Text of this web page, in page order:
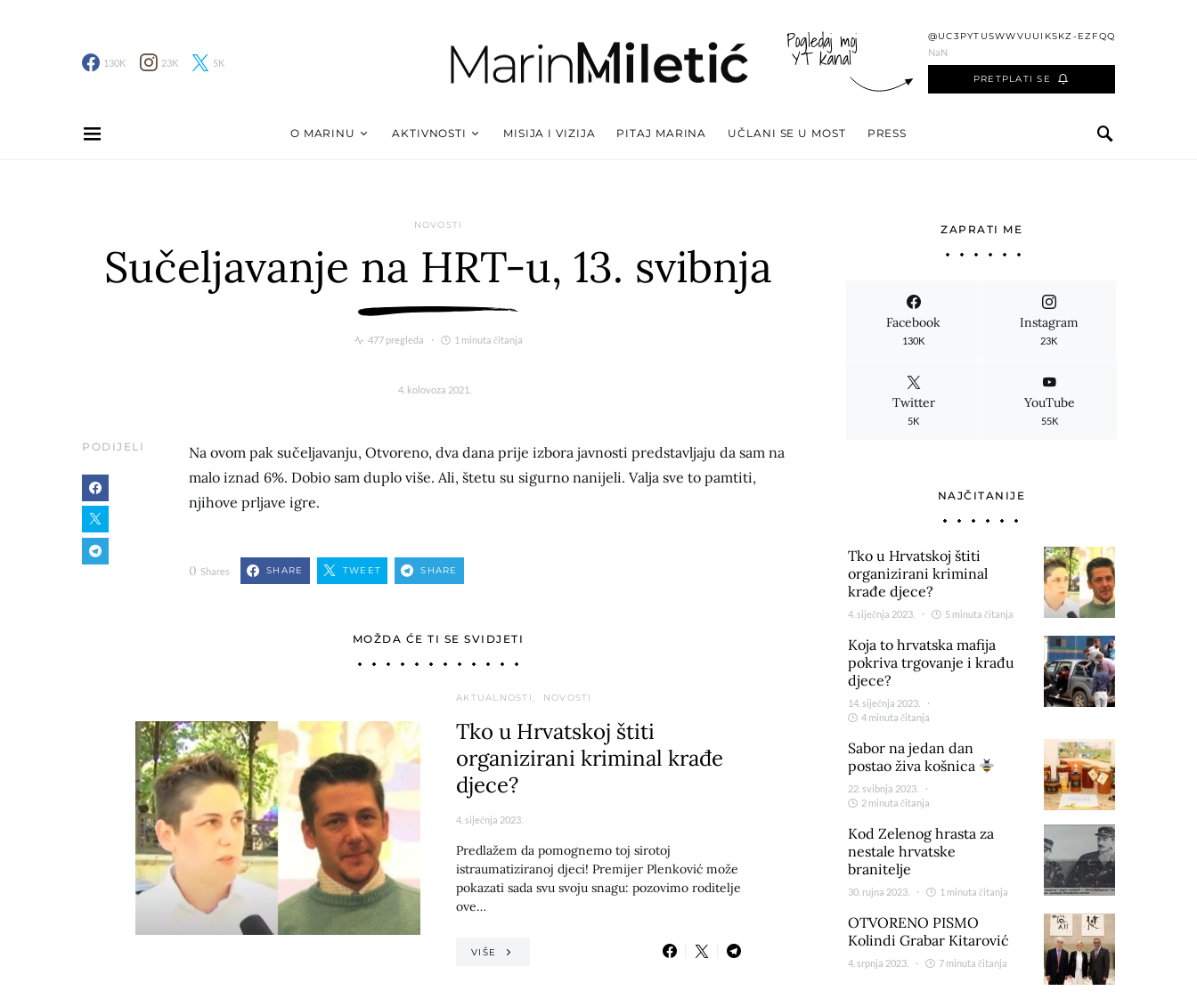
130K 23K 5K
Pogledaj moj
YT kanal
@UC3PYTUSWWVUUIKSKZ-EZFQQ
NaN
PRETPLATI SE
O MARINU AKTIVNOSTI MISIJA I VIZIJA PITAJ MARINA UČLANI SE U MOST PRESS
NOVOSTI
Sučeljavanje na HRT-u, 13. svibnja
477 pregleda 1 minuta čitanja
4. kolovoza 2021.
PODIJELI
Na ovom pak sučeljavanju, Otvoreno, dva dana prije izbora javnosti predstavljaju da sam na
malo iznad 6%. Dobio sam duplo više. Ali, štetu su sigurno nanijeli. Valja sve to pamtiti,
njihove prljave igre.
0 Shares SHARE TWEET SHARE
MOŽDA ĆE TI SE SVIDJETI
AKTUALNOSTI NOVOSTI
Tko u Hrvatskoj štiti
organizirani kriminal krađe
djece?
4. siječnja 2023.
Predlažem da pomognemo toj sirotoj
istraumatiziranoj djeci! Premijer Plenković može
pokazati sada svu svoju snagu: pozovimo roditelje
ove…
VIŠE
ZAPRATI ME
Facebook
130K
Instagram
23K
Twitter
5K
YouTube
55K
NAJČITANIJE
Tko u Hrvatskoj štiti
organizirani kriminal
krađe djece?
4. siječnja 2023. 5 minuta čitanja
Koja to hrvatska mafija
pokriva trgovanje i krađu
djece?
14. siječnja 2023.
4 minuta čitanja
Sabor na jedan dan
postao živa košnica
22. svibnja 2023.
2 minuta čitanja
Kod Zelenog hrasta za
nestale hrvatske
branitelje
30. rujna 2023. 1 minuta čitanja
OTVORENO PISMO
Kolindi Grabar Kitarović
4. srpnja 2023. 7 minuta čitanja